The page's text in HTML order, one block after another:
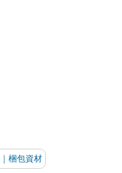
梱包資材